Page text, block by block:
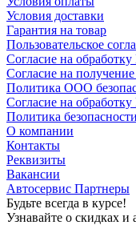
Условия доставки
Гарантия на товар
Пользовательское
Согласие на
Согласие на
Политика ООО
Согласие на
Политика
О компании
Контакты
Реквизиты
Вакансии
Автосервис Партнеры
Будьте всегда в курсе!
Узнавайте о скидках